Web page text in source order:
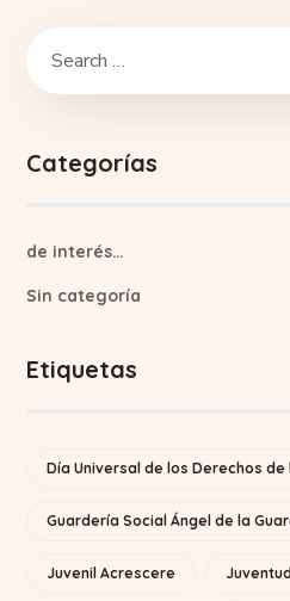
Categorías
de interés…
Sin categoría
Etiquetas
Día Universal de los Derechos de
Guardería Social Ángel de la
Juvenil Acrescere Juventud